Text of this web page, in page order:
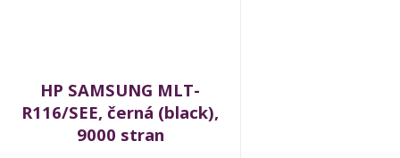
HP SAMSUNG MLT-
R116/SEE, černá (black),
9000 stran